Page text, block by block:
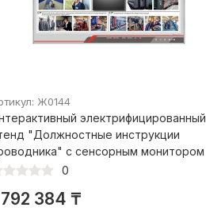
Ж0144
электрифицированный
"Должностные инструкции
с сенсорным монитором
0
792 384 ₸